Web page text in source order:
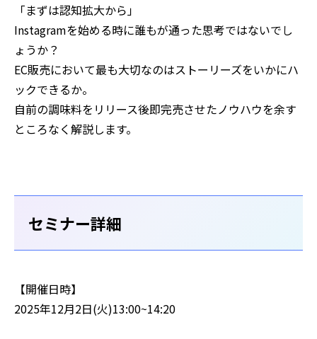
「まずは認知拡大から」
Instagramを始める時に誰もが通った思考ではないでし
ょうか？
EC販売において最も大切なのはストーリーズをいかにハ
ックできるか。
自前の調味料をリリース後即完売させたノウハウを余す
ところなく解説します。
セミナー詳細
【開催日時】
2025年12月2日(火)13:00~14:20